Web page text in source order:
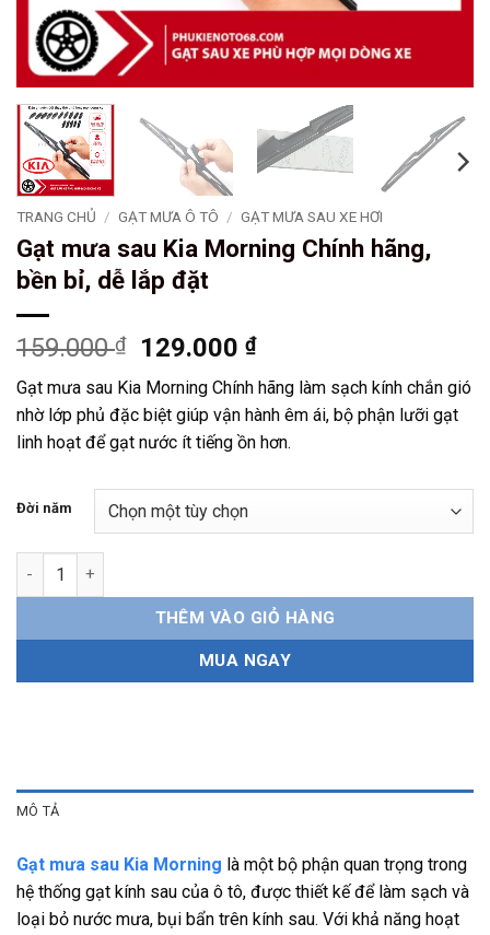
TRANG CHỦ / GẠT MƯA Ô TÔ / GẠT MƯA SAU XE HƠI
Gạt mưa sau Kia Morning Chính hãng,
bền bỉ, dễ lắp đặt
159.000₫
Giá
gốc
là:
159.000 ₫.
129.000₫Giá
hiện
tại
là:
129.000 ₫.
Gạt mưa sau Kia Morning Chính hãng làm sạch kính chắn gió
nhờ lớp phủ đặc biệt giúp vận hành êm ái, bộ phận lưỡi gạt
linh hoạt để gạt nước ít tiếng ồn hơn.
Đời năm
Gạt mưa sau Kia Morning Chính hãng, bền bỉ, dễ lắp đặt số
THÊM VÀO GIỎ HÀNG
MUA NGAY
MÔ TẢ
Gạt mưa sau Kia Morning là một bộ phận quan trọng trong
hệ thống gạt kính sau của ô tô, được thiết kế để làm sạch và
loại bỏ nước mưa, bụi bẩn trên kính sau. Với khả năng hoạt